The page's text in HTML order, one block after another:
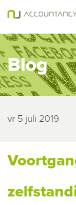
Blog
vr 5 juli 2019